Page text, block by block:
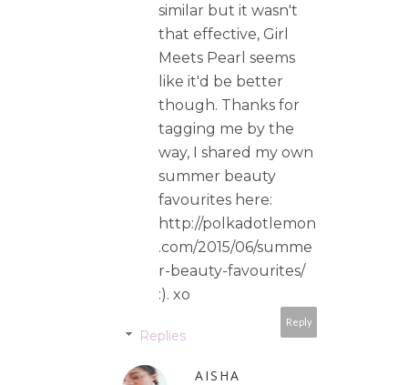
similar but it wasn't
that effective, Girl
Meets Pearl seems
like it'd be better
though. Thanks for
tagging me by the
way, I shared my own
summer beauty
favourites here:
http://polkadotlemon
.com/2015/06/summe
r-beauty-favourites/
:). xo
Reply
Replies
AISHA